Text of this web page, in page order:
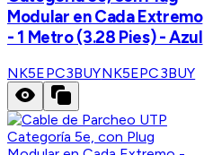
Modular en Cada Extremo
- 1 Metro (3.28 Pies) - Azul
NK5EPC3BUYNK5EPC3BUY